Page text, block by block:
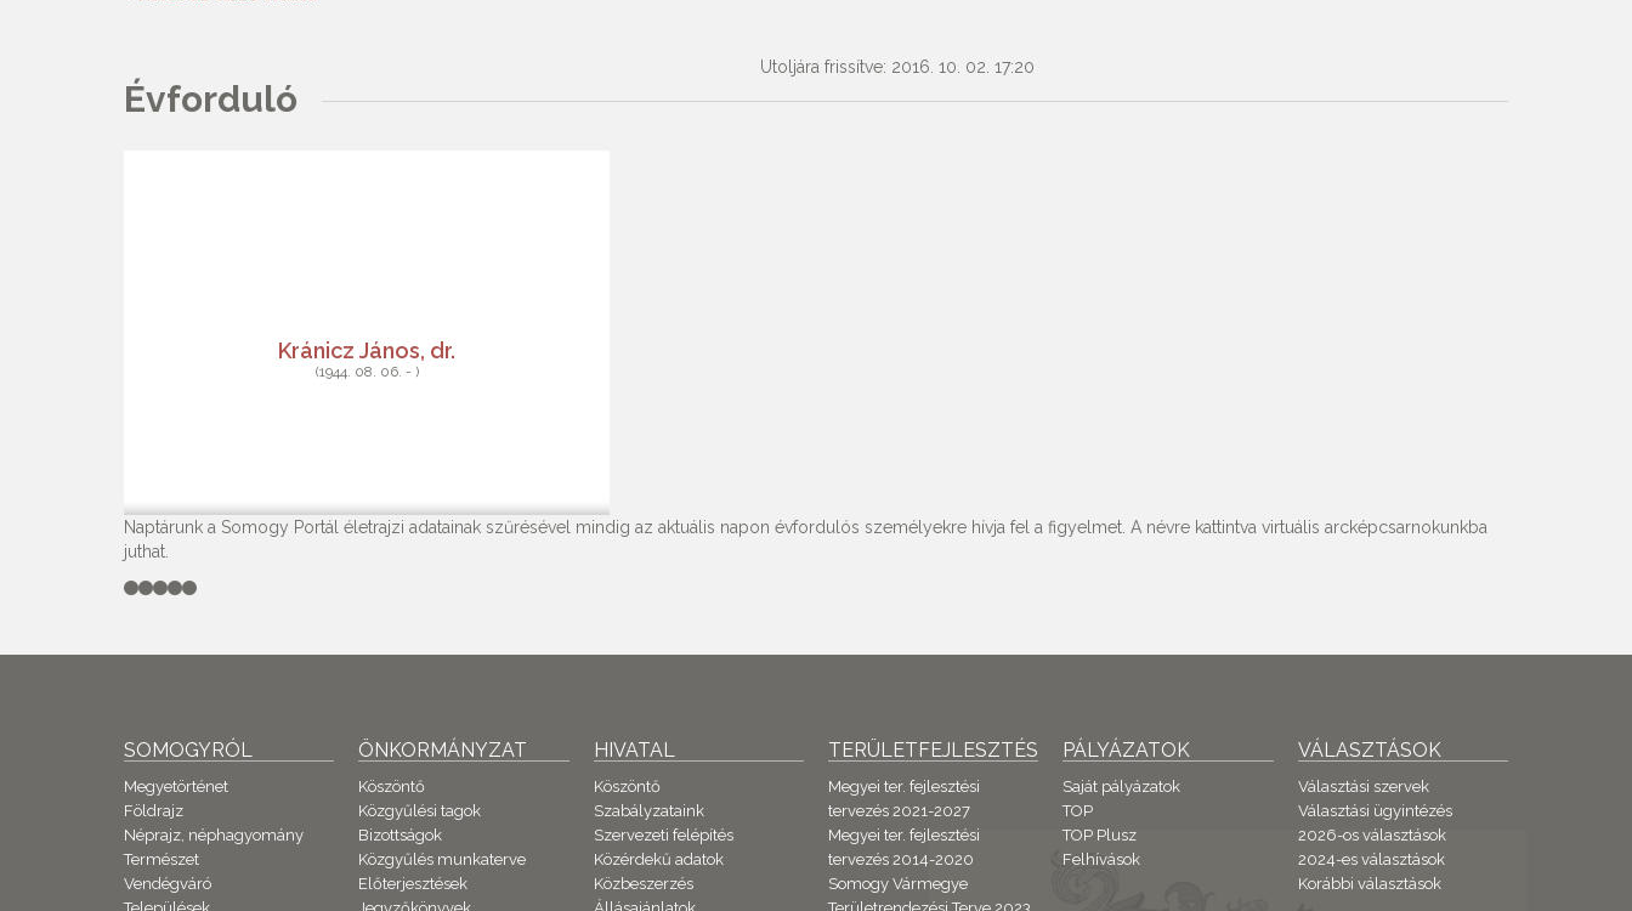
Utoljára frissítve: 2016. 10. 02. 17:20
Évforduló
Kránicz János, dr.
(1944. 08. 06. - )
Naptárunk a Somogy Portál életrajzi adatainak szűrésével mindig az aktuális napon évfordulós személyekre hívja fel a figyelmet. A névre kattintva virtuális arcképcsarnokunkba
juthat.
SOMOGYRÓL
Megyetörténet
Földrajz
Néprajz, néphagyomány
Természet
Vendégváró
ÖNKORMÁNYZAT
Köszöntő
Közgyűlési tagok
Bizottságok
Közgyűlés munkaterve
Előterjesztések
HIVATAL
Köszöntő
Szabályzataink
Szervezeti felépítés
Közérdekű adatok
Közbeszerzés
TERÜLETFEJLESZTÉS
Megyei ter. fejlesztési
tervezés 2021-2027
Megyei ter. fejlesztési
tervezés 2014-2020
Somogy Vármegye
PÁLYÁZATOK
Saját pályázatok
TOP
TOP Plusz
Felhívások
VÁLASZTÁSOK
Választási szervek
Választási ügyintézés
2026-os választások
2024-es választások
Korábbi választások